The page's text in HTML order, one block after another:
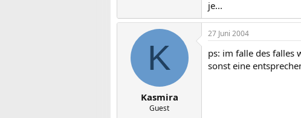
je...
K
Kasmira
Guest
27 Juni 2004
ps: im falle des falles
sonst eine